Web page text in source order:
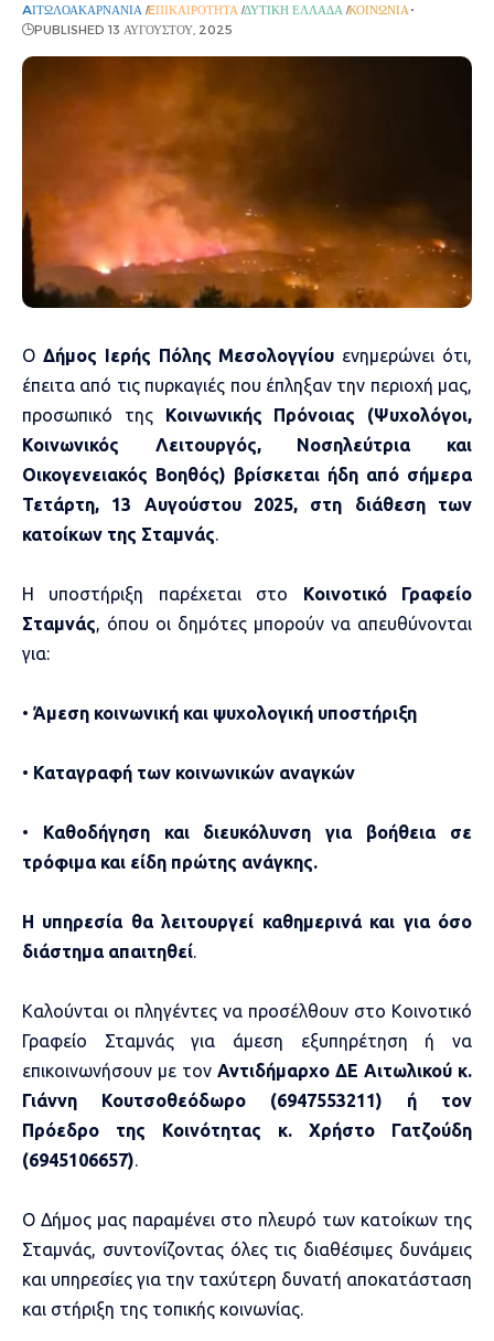
AΙΤΩΛΟΑΚΑΡΝΑΝΊΑ EΠΙΚΑΙΡΌΤΗΤΑ ΔΥΤΙΚΉ ΕΛΛΆΔΑ ΚΟΙΝΩΝΊΑ
PUBLISHED 13 ΑΥΓΟΎΣΤΟΥ, 2025
Ο Δήμος Ιερής Πόλης Μεσολογγίου ενημερώνει ότι,
έπειτα από τις πυρκαγιές που έπληξαν την περιοχή μας,
προσωπικό της Κοινωνικής Πρόνοιας (Ψυχολόγοι,
Κοινωνικός Λειτουργός, Νοσηλεύτρια και
Οικογενειακός Βοηθός) βρίσκεται ήδη από σήμερα
Τετάρτη, 13 Αυγούστου 2025, στη διάθεση των
κατοίκων της Σταμνάς.
Η υποστήριξη παρέχεται στο Κοινοτικό Γραφείο
Σταμνάς, όπου οι δημότες μπορούν να απευθύνονται
για:
• Άμεση κοινωνική και ψυχολογική υποστήριξη
• Καταγραφή των κοινωνικών αναγκών
• Καθοδήγηση και διευκόλυνση για βοήθεια σε
τρόφιμα και είδη πρώτης ανάγκης.
Η υπηρεσία θα λειτουργεί καθημερινά και για όσο
διάστημα απαιτηθεί.
Καλούνται οι πληγέντες να προσέλθουν στο Κοινοτικό
Γραφείο Σταμνάς για άμεση εξυπηρέτηση ή να
επικοινωνήσουν με τον Αντιδήμαρχο ΔΕ Αιτωλικού κ.
Γιάννη Κουτσοθεόδωρο (6947553211)
ή τον
Πρόεδρο της Κοινότητας κ. Χρήστο Γατζούδη
(6945106657).
Ο Δήμος μας παραμένει στο πλευρό των κατοίκων της
Σταμνάς, συντονίζοντας όλες τις διαθέσιμες δυνάμεις
και υπηρεσίες για την ταχύτερη δυνατή αποκατάσταση
και στήριξη της τοπικής κοινωνίας.